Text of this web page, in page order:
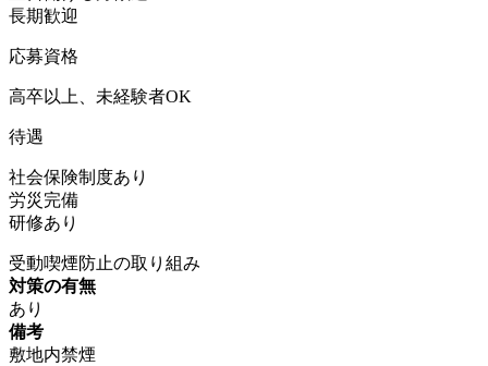
長期歓迎
応募資格
高卒以上、未経験者OK
待遇
社会保険制度あり
労災完備
研修あり
受動喫煙防止の取り組み
対策の有無
あり
備考
敷地内禁煙